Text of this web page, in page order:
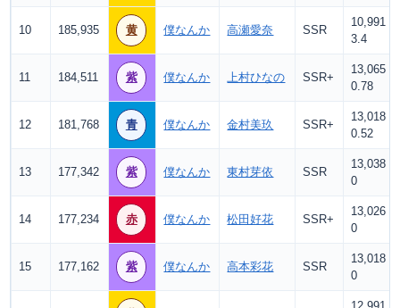
10 185,935 黄 僕なんか 高瀬愛奈 SSR
10,991
3.4
11 184,511 紫 僕なんか 上村ひなの SSR+
13,065
0.78
12 181,768 青 僕なんか 金村美玖 SSR+
13,018
0.52
13 177,342 紫 僕なんか 東村芽依 SSR
13,038
0
14 177,234 赤 僕なんか 松田好花 SSR+
13,026
0
15 177,162 紫 僕なんか 高本彩花 SSR
13,018
0